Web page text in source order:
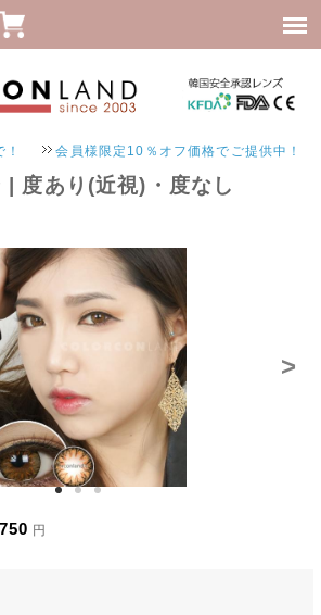
会員様限定10％オフ価格でご提供中！
| 度あり(近視)・度なし
>
円